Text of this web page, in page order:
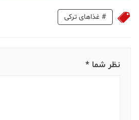
# غذاهای ترکی
نظر شما *